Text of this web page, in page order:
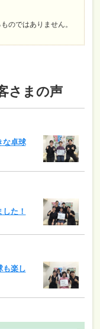
のではありません。
さまの声
な卓球
た！
も楽し